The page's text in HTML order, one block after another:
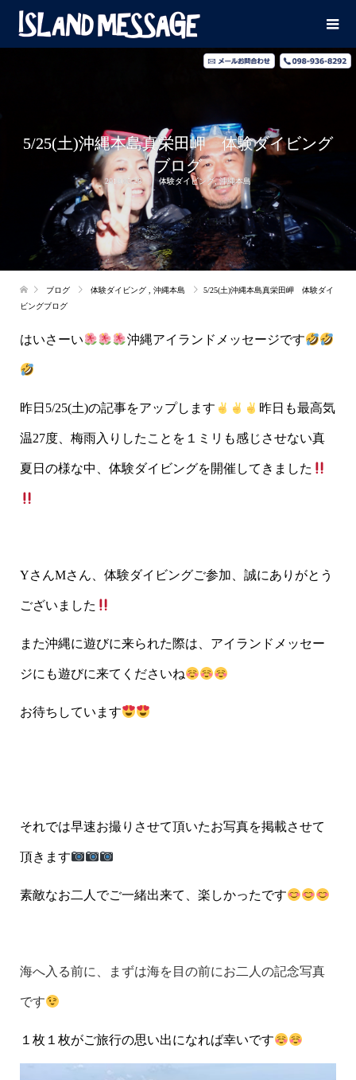
5/25(土)沖縄本島真栄田岬 体験ダイビング
ブログ
2019.05.26 体験ダイビング,沖縄本島
ブログ 体験ダイビング 沖縄本島
5/25(土)沖縄本島真栄田岬 体験ダイ
ビングブログ
はいさーい 沖縄アイランドメッセージです
昨日5/25(土)の記事をアップします 昨日も最高気
温27度、梅雨入りしたことを１ミリも感じさせない真
夏日の様な中、体験ダイビングを開催してきました
YさんMさん、体験ダイビングご参加、誠にありがとう
ございました
また沖縄に遊びに来られた際は、アイランドメッセー
ジにも遊びに来てくださいね
お待ちしています
それでは早速お撮りさせて頂いたお写真を掲載させて
頂きます
素敵なお二人でご一緒出来て、楽しかったです
海へ入る前に、まずは海を目の前にお二人の記念写真
です
１枚１枚がご旅行の思い出になれば幸いです